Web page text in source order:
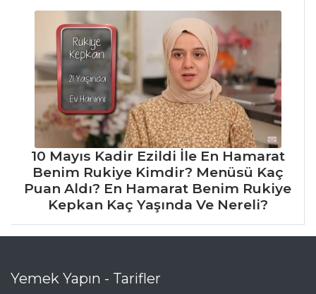
10 Mayıs Kadir Ezildi İle En Hamarat
Benim Rukiye Kimdir? Menüsü Kaç
Puan Aldı? En Hamarat Benim Rukiye
Kepkan Kaç Yaşında Ve Nereli?
Yemek Yapın - Tarifler